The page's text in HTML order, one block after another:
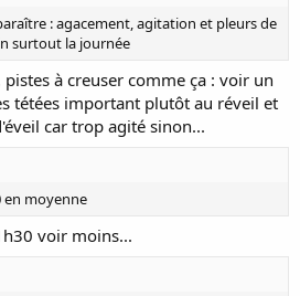
: agacement, agitation et pleurs de
surtout la journée
à creuser comme ça : voir un
tétées important plutôt au réveil et
car trop agité sinon...
en moyenne
voir moins...